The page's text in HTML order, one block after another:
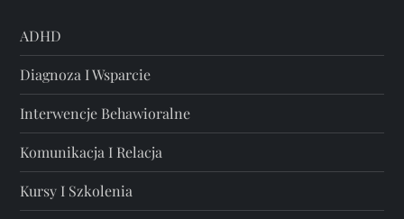
ADHD
Diagnoza I Wsparcie
Interwencje Behawioralne
Komunikacja I Relacja
Kursy I Szkolenia